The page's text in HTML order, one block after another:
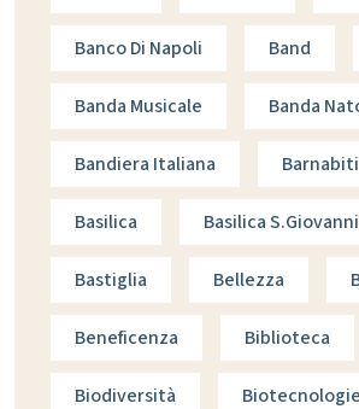
Banco Di Napoli Band
Banda Musicale Banda
Bandiera Italiana Barnabiti
Basilica Basilica
Bastiglia Bellezza
Beneficenza Biblioteca
Biodiversità Biotecnologie